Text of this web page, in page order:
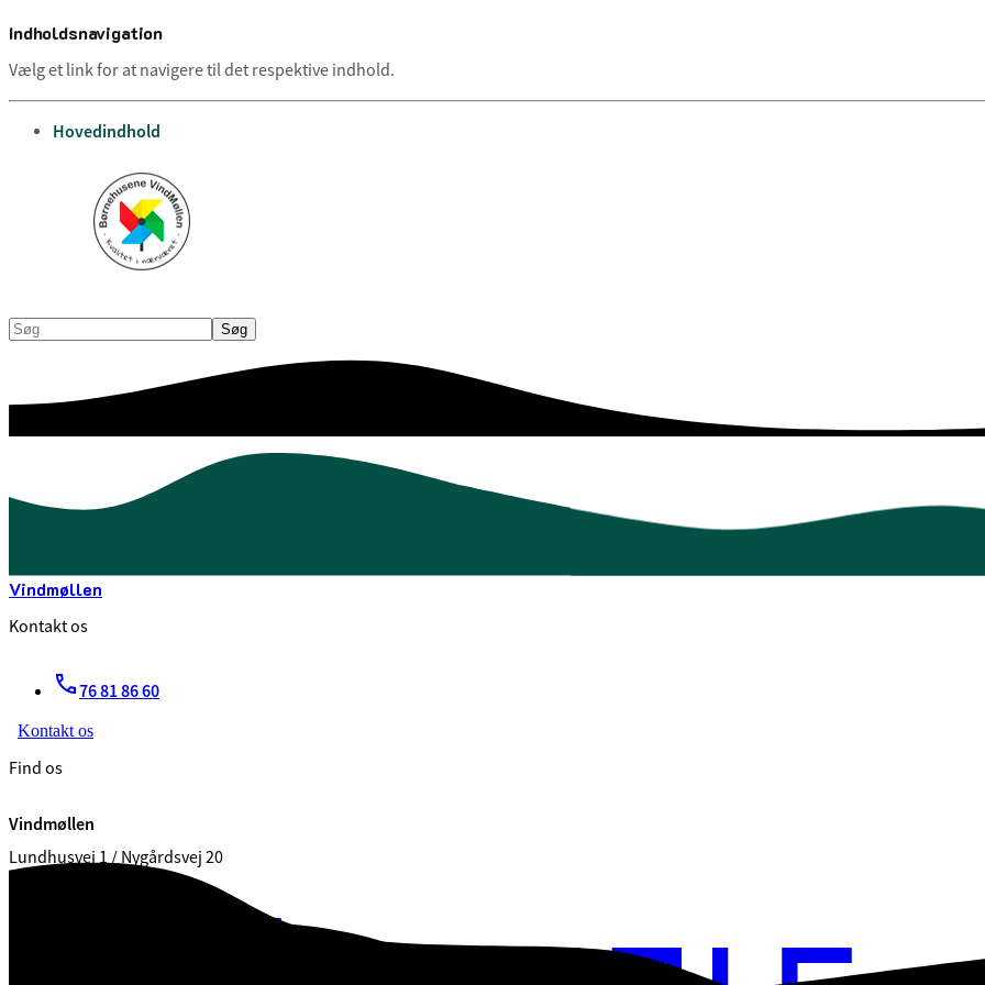
Indholdsnavigation
Vælg et link for at navigere til det respektive indhold.
gå til
Hovedindhold
Søg Søg
Vindmøllen
Kontakt os
76 81 86 60
Kontakt os
Find os
Vindmøllen
Lundhusvej 1 / Nygårdsvej 20